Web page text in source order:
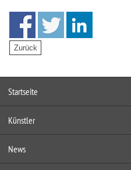
Startseite
Künstler
News